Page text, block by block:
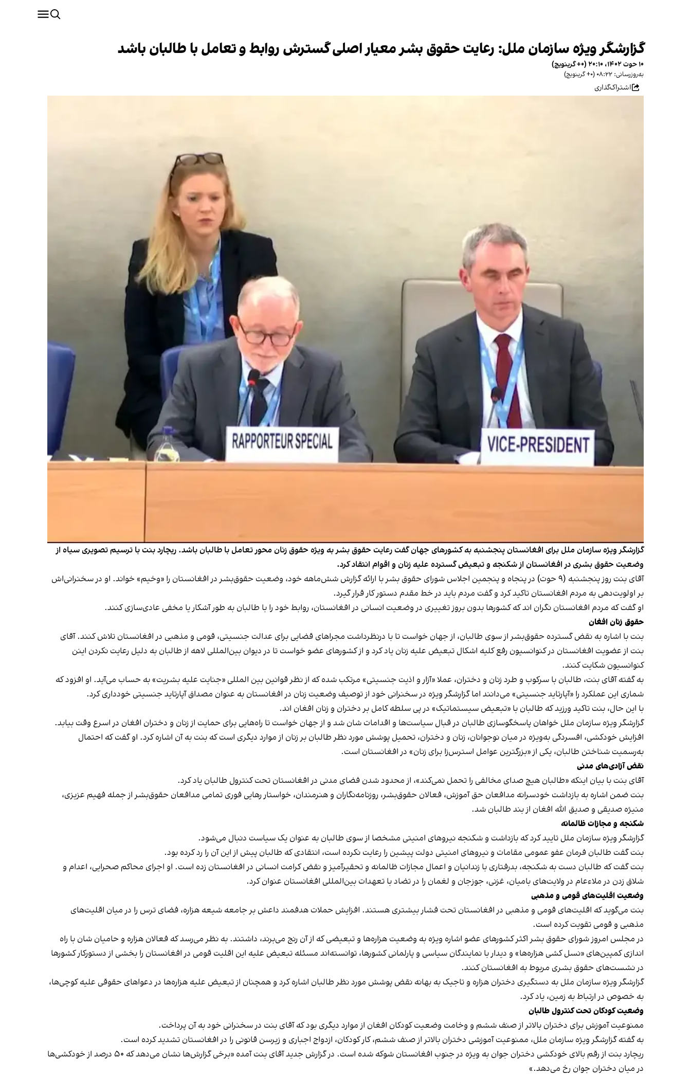
گزارشگر ویژه سازمان ملل: رعایت حقوق بشر معیار اصلی گسترش روابط و تعامل با طالبان باشد
۱۰ حوت ۱۴۰۲، ۲۰:۱۰ (‎+۰ گرینویچ)
به‌روزرسانی: ۰۸:۲۲ (‎+۰ گرینویچ)
اشتراک‌گذاری
گزارشگر ویژه سازمان ملل برای افغانستان پنجشنبه به کشورهای جهان گفت رعایت حقوق بشر به ویژه حقوق زنان محور تعامل با طالبان باشد. ریچارد بنت با ترسیم تصویری سیاه از
وضعیت حقوق بشری در افغانستان از شکنجه و تبعیض گسترده علیه زنان و اقوام انتقاد کرد.
آقای بنت روز پنجشنبه (۹ حوت) در پنجاه و پنجمین اجلاس شورای حقوق بشر با ارائه گزارش شش‌ماهه خود، وضعیت حقوق‌بشر در افغانستان را «وخیم» خواند. او در سخنرانی‌اش
بر اولویت‌دهی به مردم افغانستان تاکید کرد و گفت مردم باید در خط مقدم دستور کار قرار گیرد.
او گفت که مردم افغانستان نگران اند که کشورها بدون بروز تغییری در وضعیت انسانی در افغانستان، روابط خود را با طالبان به طور آشکار یا مخفی عادی‌سازی کنند.
حقوق زنان افغان
بنت با اشاره به نقض گسترده حقوق‌بشر از سوی طالبان، از جهان خواست تا با درنظرداشت مجراهای قضایی برای عدالت جنسیتی، قومی و مذهبی در افغانستان تلاش کنند. آقای
بنت از عضویت افغانستان در کنوانسیون رفع کلیه اشکال تبعیض علیه زنان یاد کرد و از کشورهای عضو خواست تا در دیوان بین‌المللی لاهه از طالبان به دلیل رعایت نکردن اینن
کنوانسیون شکایت کنند.
به گفته‌ آقای بنت، طالبان با سرکوب و طرد زنان و دختران، عملا «آزار و اذیت جنسیتی» مرتکب شده که از نظر قوانین بین المللی «جنایت علیه بشریت» به حساب می‌آید. او افزود که
شماری این عملکرد را «آپارتاید جنسیتی» می‌دانند اما گزارشگر ویژه در سخنرانی خود از توصیف وضعیت زنان در افغانستان به عنوان مصداق آپارتاید جنسیتی خودداری کرد.
با این حال، بنت تاکید ورزید که طالبان با «تبعیض سیستماتیک» در پی سلطه کامل بر دختران و زنان افغان اند.
گزارشگر ویژه سازمان ملل خواهان پاسخگوسازی طالبان در قبال سیاست‌ها و اقدامات شان شد و از جهان خواست تا راه‌هایی برای حمایت از زنان و دختران افغان در اسرع وقت بیابد.
افزایش خودکشی، افسردگی به‌ویژه در میان نوجوانان، زنان و دختران، تحمیل پوشش مورد نظر طالبان بر زنان از موارد دیگری است که بنت به آن اشاره کرد. او گفت که احتمال
به‌رسمیت شناختن طالبان، یکی از «بزرگترین عوامل استرس‌زا برای زنان» در افغانستان است.
نقض آزادی‌های مدنی
آقای بنت با بیان اینکه «طالبان هیچ صدای مخالفی را تحمل نمی‌کند»، از محدود شدن فضای مدنی در افغانستان تحت کنترول طالبان یاد کرد.
بنت ضمن اشاره به بازداشت خودسرانه مدافعان حق آموزش، فعالان حقو‌ق‌بشر، روزنامه‌نگاران و هنرمندان، خواستار رهایی فوری تمامی مدافعان حقوق‌بشر از جمله فهیم عزیزی،
منیژه صدیقی و صدیق الله افغان از بند طالبان شد.
شکنجه و مجازات ظالمانه
گزارشگر ویژه سازمان ملل تایید کرد که بازداشت و شکنجه نیروهای امنیتی مشخصا از سوی طالبان به عنوان یک سیاست دنبال می‌شود.
بنت گفت طالبان فرمان عفو عمومی مقامات و نیروهای امنیتی دولت پیشین را رعایت نکرده است، انتقادی که طالبان پیش از این آن را رد کرده بود.
بنت گفت که طالبان دست به شکنجه، بدرفتاری با زندانیان و اعمال مجازات ظالمانه و تحقیرآمیز و نقض کرامت انسانی در افغانستان زده است. او اجرای محاکم صحرایی، اعدام و
شلاق زدن در ملاءعام در ولایت‌های بامیان، غزنی، جوزجان و لغمان را در تضاد با تعهدات بین‌المللی افغانستان عنوان کرد.
وضعیت اقلیت‌های قومی و مذهبی
بنت می‌گوید که اقلیت‌های قومی و مذهبی در افغانستان تحت فشار بیشتری هستند. افزایش حملات هدفمند داعش بر جامعه شیعه هزاره، فضای ترس را در میان اقلیت‌های
مذهبی و قومی تقویت کرده است.
در مجلس امروز شورای حقوق بشر اکثر کشورهای عضو اشاره ویژه به وضعیت هزاره‌ها و تبعیضی که از آن رنج می‌برند، داشتند. به نظر می‌رسد که فعالان هزاره و حامیان شان با راه
اندازی کمپین‌های «نسل کشی هزاره‌ها» و دیدار با نمایندگان سیاسی و پارلمانی کشورها، توانسته‌اند مسئله تبعیض علیه این اقلیت قومی در افغانستان را بخشی از دستورکار کشورها
در نشست‌های حقوق بشری مربوط به افغانستان کنند.
گزارشگر ویژه سازمان ملل به دستگیری دختران هزاره و تاجیک به بهانه نقض پوشش مورد نظر طالبان اشاره کرد و همچنان از تبعیض علیه هزاره‌ها در دعواهای حقوقی علیه کوچی‌ها،
به خصوص در ارتباط به زمین، یاد کرد.
وضعیت کودکان تحت کنترول طالبان
ممنوعیت آموزش برای دختران بالاتر از صنف ششم و وخامت وضعیت کودکان افغان از موارد دیگری بود که آقای بنت در سخنرانی خود به آن پرداخت.
به گفته‌ گزارشگر ویژه سازمان ملل، ممنوعیت آموزشی دختران بالاتر از صنف ششم، کار کودکان، ازدواج اجباری و زیرسن قانونی را در افغانستان تشدید کرده است.
ریچارد بنت از رقم بالای خودکشی‌ دختران جوان به ویژه در جنوب افغانستان شوکه شده است. در گزارش جدید آقای بنت آمده «برخی گزارش‌ها نشان می‌دهد که ۵۰ درصد از خودکشی‌ها
در میان دختران جوان رخ می‌دهد.»